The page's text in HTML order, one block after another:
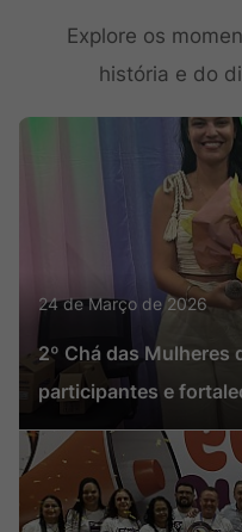
Explore os
história e do
24 de Março de 2026
2º Chá das Mulheres
participantes e